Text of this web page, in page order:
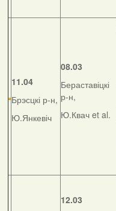
11.04
Брэсцкі р-н,
Ю.Янкевіч
08.03
Бераставіцкі
р-н,
Ю.Квач et al.
12.03